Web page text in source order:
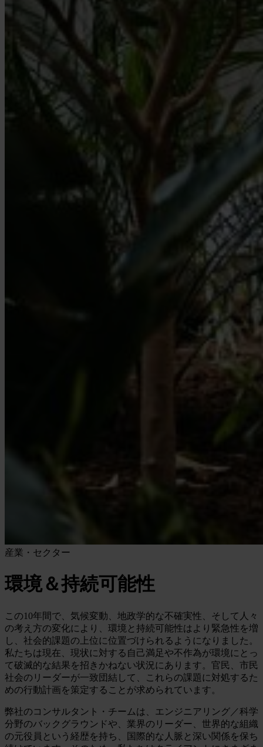
産業・セクター
環境＆持続可能性
この10年間で、気候変動、地政学的な不確実性、そして人々
の考え方の変化により、環境と持続可能性はより緊急性を増
し、社会的課題の上位に位置づけられるようになりました。
私たちは現在、現状に対する自己満足や不作為が環境にとっ
て破滅的な結果を招きかねない状況にあります。官民、市民
社会のリーダーが一致団結して、これらの課題に対処するた
めの行動計画を策定することが求められています。
弊社のコンサルタント・チームは、エンジニアリング／科学
分野のバックグラウンドや、業界のリーダー、世界的な組織
の元役員という経歴を持ち、国際的な人脈と深い関係を保ち